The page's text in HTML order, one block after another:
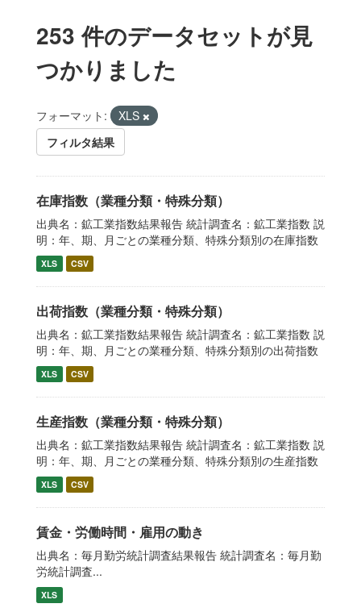
253 件のデータセットが見
つかりました
フォーマット:
XLS
フィルタ結果
在庫指数（業種分類・特殊分類）
出典名：鉱工業指数結果報告 統計調査名：鉱工業指数 説
明：年、期、月ごとの業種分類、特殊分類別の在庫指数
XLS CSV
出荷指数（業種分類・特殊分類）
出典名：鉱工業指数結果報告 統計調査名：鉱工業指数 説
明：年、期、月ごとの業種分類、特殊分類別の出荷指数
XLS CSV
生産指数（業種分類・特殊分類）
出典名：鉱工業指数結果報告 統計調査名：鉱工業指数 説
明：年、期、月ごとの業種分類、特殊分類別の生産指数
XLS CSV
賃金・労働時間・雇用の動き
出典名：毎月勤労統計調査結果報告 統計調査名：毎月勤
労統計調査...
XLS